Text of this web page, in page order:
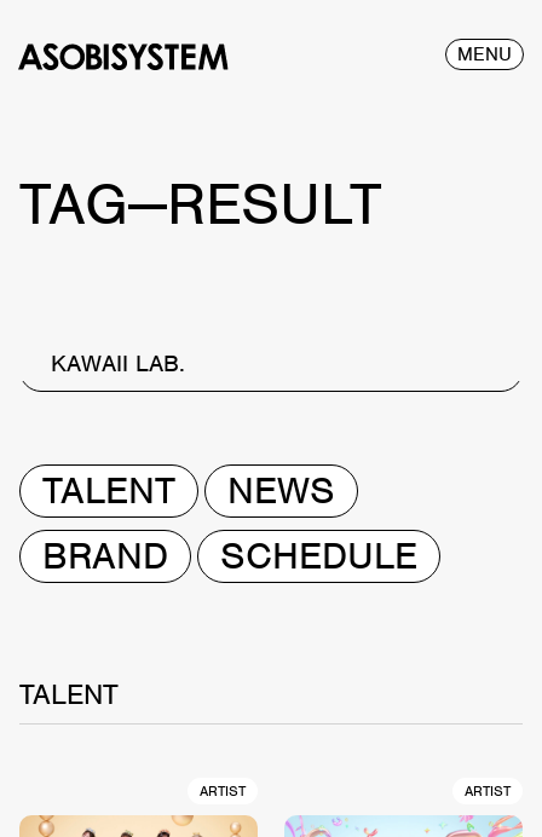
MENU
TAG—RESULT
KAWAII LAB.
TALENT
NEWS
BRAND
SCHEDULE
TALENT
ARTIST ARTIST